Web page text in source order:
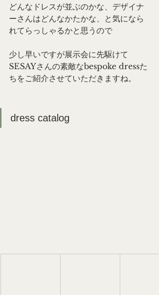
どんなドレスが並ぶのかな、デザイナ
ーさんはどんなかたかな、と気になら
れてらっしゃるかと思うので
少し早いですが展示会に先駆けて
SESAYさんの素敵なbespoke dressた
ちをご紹介させていただきますね。
dress catalog